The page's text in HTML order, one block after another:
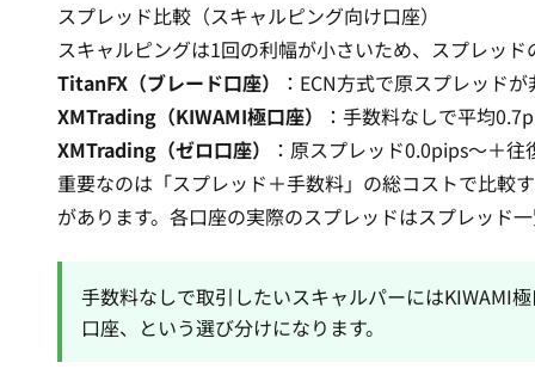
スプレッド比較（スキャルピング向け口座）
スキャルピングは1回の利幅が小さいため、スプレッ
TitanFX（ブレード口座）
：ECN方式で原スプレッド
XMTrading（KIWAMI極口座）
：手数料なしで平均
XMTrading（ゼロ口座）
：原スプレッド0.0pips〜＋往
重要なのは「スプレッド＋手数料」の総コストで比較
があります。各口座の実際のスプレッドはスプレッド
手数料なしで取引したいスキャルパーにはKIWAMI
口座、という選び分けになります。